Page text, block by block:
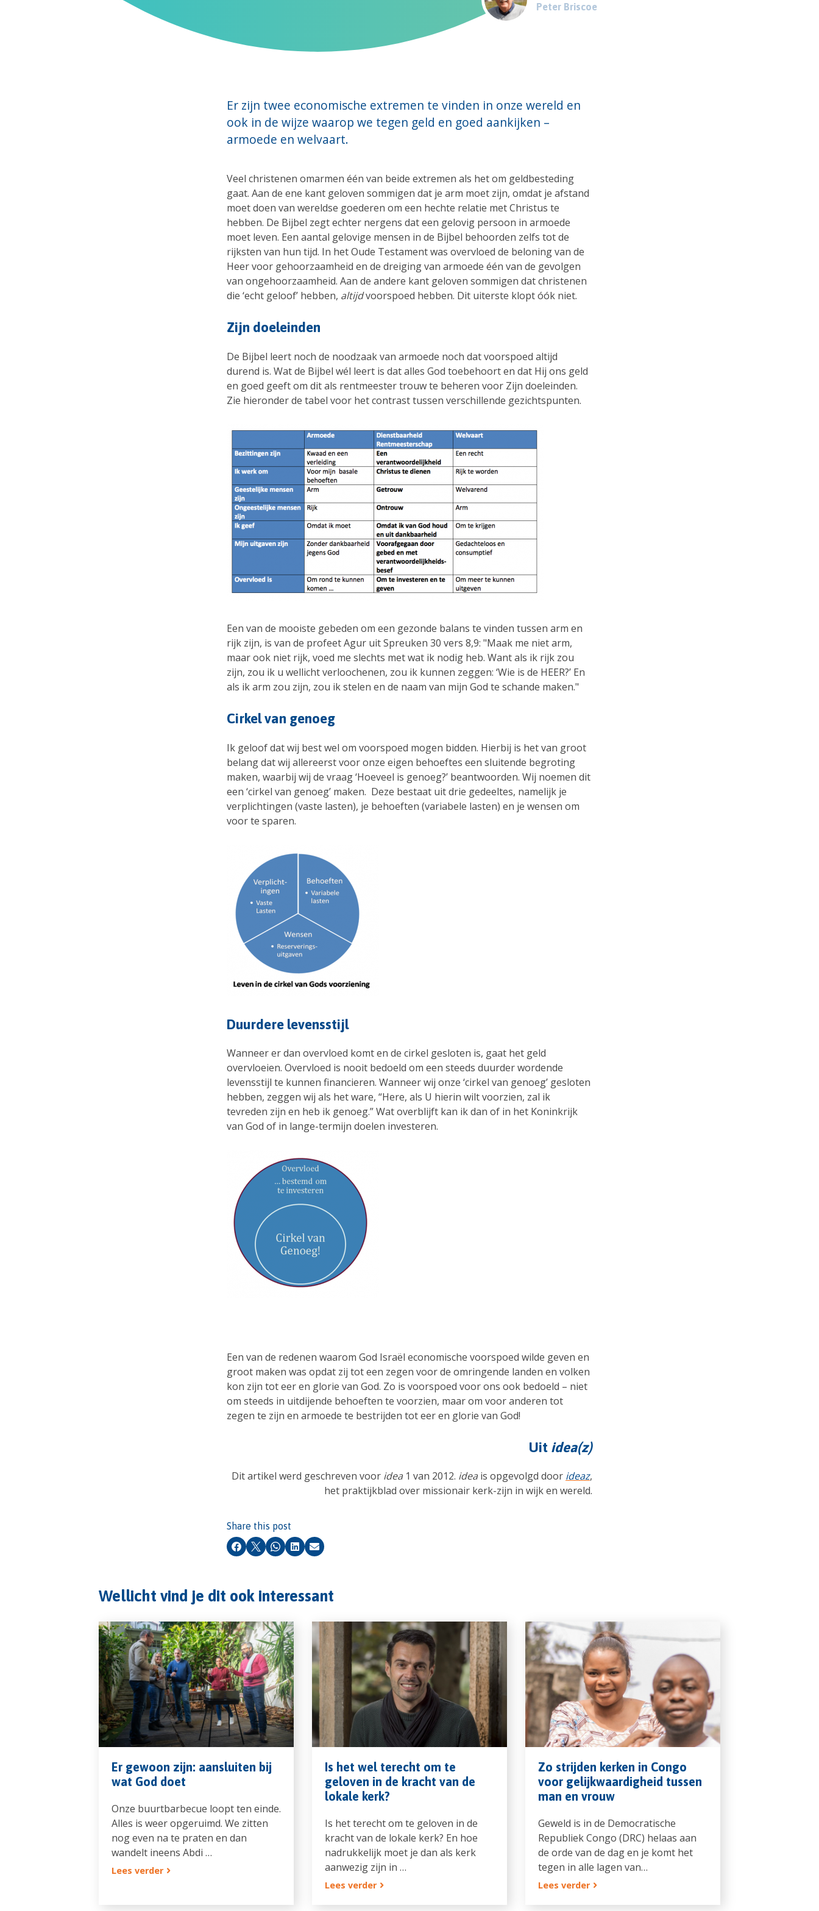
Peter Briscoe
Er zijn twee economische extremen te vinden in onze wereld en
ook in de wijze waarop we tegen geld en goed aankijken –
armoede en welvaart.
Veel christenen omarmen één van beide extremen als het om geldbesteding
gaat. Aan de ene kant geloven sommigen dat je arm moet zijn, omdat je afstand
moet doen van wereldse goederen om een hechte relatie met Christus te
hebben. De Bijbel zegt echter nergens dat een gelovig persoon in armoede
moet leven. Een aantal gelovige mensen in de Bijbel behoorden zelfs tot de
rijksten van hun tijd. In het Oude Testament was overvloed de beloning van de
Heer voor gehoorzaamheid en de dreiging van armoede één van de gevolgen
van ongehoorzaamheid. Aan de andere kant geloven sommigen dat christenen
die ‘echt geloof’ hebben, altijdvoorspoed hebben. Dit uiterste klopt óók niet.
Zijn doeleinden
De Bijbel leert noch de noodzaak van armoede noch dat voorspoed altijd
durend is. Wat de Bijbel wél leert is dat alles God toebehoort en dat Hij ons geld
en goed geeft om dit als rentmeester trouw te beheren voor Zijn doeleinden.
Zie hieronder de tabel voor het contrast tussen verschillende gezichtspunten.
Een van de mooiste gebeden om een gezonde balans te vinden tussen arm en
rijk zijn, is van de profeet Agur uit Spreuken 30 vers 8,9: "Maak me niet arm,
maar ook niet rijk, voed me slechts met wat ik nodig heb. Want als ik rijk zou
zijn, zou ik u wellicht verloochenen, zou ik kunnen zeggen: ‘Wie is de HEER?’ En
als ik arm zou zijn, zou ik stelen en de naam van mijn God te schande maken."
Cirkel van genoeg
Ik geloof dat wij best wel om voorspoed mogen bidden. Hierbij is het van groot
belang dat wij allereerst voor onze eigen behoeftes een sluitende begroting
maken, waarbij wij de vraag ‘Hoeveel is genoeg?’ beantwoorden. Wij noemen dit
een ‘cirkel van genoeg’ maken. Deze bestaat uit drie gedeeltes, namelijk je
verplichtingen (vaste lasten), je behoeften (variabele lasten) en je wensen om
voor te sparen.
Duurdere levensstijl
Wanneer er dan overvloed komt en de cirkel gesloten is, gaat het geld
overvloeien. Overvloed is nooit bedoeld om een steeds duurder wordende
levensstijl te kunnen financieren. Wanneer wij onze ‘cirkel van genoeg’ gesloten
hebben, zeggen wij als het ware, “Here, als U hierin wilt voorzien, zal ik
tevreden zijn en heb ik genoeg.” Wat overblijft kan ik dan of in het Koninkrijk
van God of in lange-termijn doelen investeren.
Een van de redenen waarom God Israël economische voorspoed wilde geven en
groot maken was opdat zij tot een zegen voor de omringende landen en volken
kon zijn tot eer en glorie van God. Zo is voorspoed voor ons ook bedoeld – niet
om steeds in uitdijende behoeften te voorzien, maar om voor anderen tot
zegen te zijn en armoede te bestrijden tot eer en glorie van God!
Uit idea(z)
Dit artikel werd geschreven voor idea 1 van 2012. idea is opgevolgd door ideaz,
het praktijkblad over missionair kerk-zijn in wijk en wereld.
Share this post
Facebook
X Whatsapp
LinkedIn
Email
Wellicht vind je dit ook interessant
Er gewoon zijn: aansluiten bij
wat God doet
Onze buurtbarbecue loopt ten einde.
Alles is weer opgeruimd. We zitten
nog even na te praten en dan
wandelt ineens Abdi …
Lees verder
Is het wel terecht om te
geloven in de kracht van de
lokale kerk?
Is het terecht om te geloven in de
kracht van de lokale kerk? En hoe
nadrukkelijk moet je dan als kerk
aanwezig zijn in …
Lees verder
Zo strijden kerken in Congo
voor gelijkwaardigheid tussen
man en vrouw
Geweld is in de Democratische
Republiek Congo (DRC) helaas aan
de orde van de dag en je komt het
tegen in alle lagen van…
Lees verder